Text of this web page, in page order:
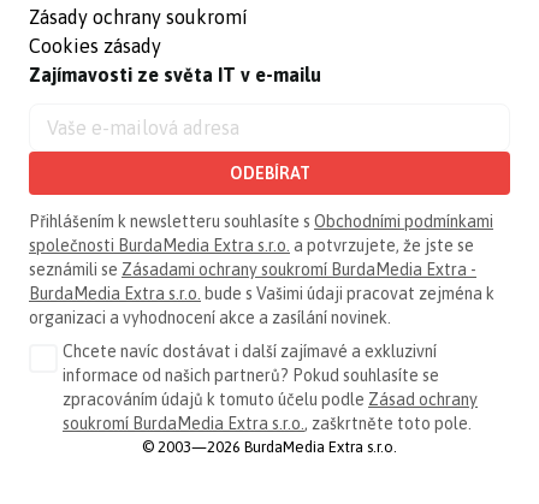
Zásady ochrany soukromí
Cookies zásady
Zajímavosti ze světa IT v e-mailu
ODEBÍRAT
Přihlášením k newsletteru souhlasíte s Obchodními podmínkami
společnosti BurdaMedia Extra s.r.o. a potvrzujete, že jste se
seznámili se Zásadami ochrany soukromí BurdaMedia Extra -
BurdaMedia Extra s.r.o. bude s Vašimi údaji pracovat zejména k
organizaci a vyhodnocení akce a zasílání novinek.
Chcete navíc dostávat i další zajímavé a exkluzivní
informace od našich partnerů? Pokud souhlasíte se
zpracováním údajů k tomuto účelu podle Zásad ochrany
soukromí BurdaMedia Extra s.r.o. , zaškrtněte toto pole.
© 2003—2026 BurdaMedia Extra s.r.o.